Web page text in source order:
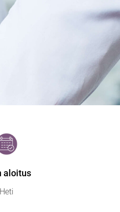
aloitus
Heti